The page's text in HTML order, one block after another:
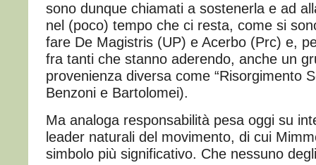
sono dunque chiamati a sostenerla e ad
nel (poco) tempo che ci resta, come si
fare De Magistris (UP) e Acerbo (Prc) e,
fra tanti che stanno aderendo, anche un
provenienza diversa come “Risorgimento
Benzoni e Bartolomei).
Ma analoga responsabilità pesa oggi su
leader naturali del movimento, di cui
simbolo più significativo. Che nessuno